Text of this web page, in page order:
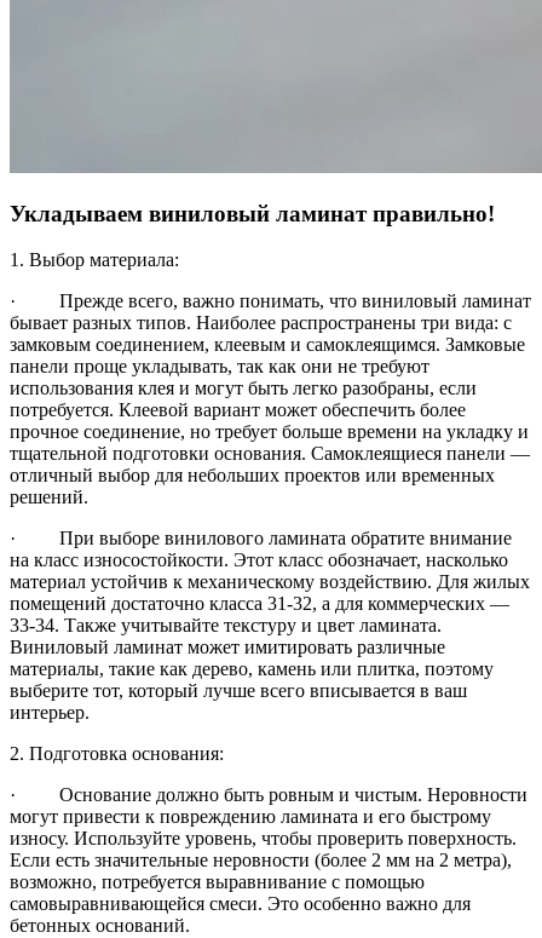
Укладываем виниловый ламинат правильно!
1. Выбор материала:
· Прежде всего, важно понимать, что виниловый ламинат
бывает разных типов. Наиболее распространены три вида: с
замковым соединением, клеевым и самоклеящимся. Замковые
панели проще укладывать, так как они не требуют
использования клея и могут быть легко разобраны, если
потребуется. Клеевой вариант может обеспечить более
прочное соединение, но требует больше времени на укладку и
тщательной подготовки основания. Самоклеящиеся панели —
отличный выбор для небольших проектов или временных
решений.
· При выборе винилового ламината обратите внимание
на класс износостойкости. Этот класс обозначает, насколько
материал устойчив к механическому воздействию. Для жилых
помещений достаточно класса 31-32, а для коммерческих —
33-34. Также учитывайте текстуру и цвет ламината.
Виниловый ламинат может имитировать различные
материалы, такие как дерево, камень или плитка, поэтому
выберите тот, который лучше всего вписывается в ваш
интерьер.
2. Подготовка основания:
· Основание должно быть ровным и чистым. Неровности
могут привести к повреждению ламината и его быстрому
износу. Используйте уровень, чтобы проверить поверхность.
Если есть значительные неровности (более 2 мм на 2 метра),
возможно, потребуется выравнивание с помощью
самовыравнивающейся смеси. Это особенно важно для
бетонных оснований.